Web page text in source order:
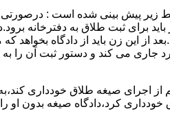
زیر پیش بینی شده است :
برای ثبت طلاق به دفترخانه
از این زن باید از دادگاه
جاری می کند و دستور ثبت آن را
اجرای صیغه طلاق خودداری
کرد،دادگاه صیغه بدون او